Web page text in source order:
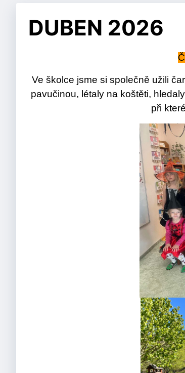
DUBEN 2026
Ve školce jsme si společně užili
pavučinou, létaly na koštěti,
při